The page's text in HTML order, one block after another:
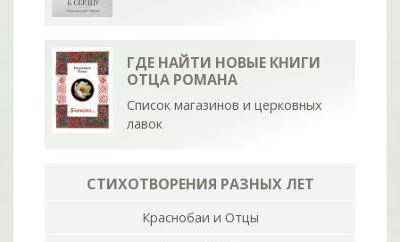
ГДЕ НАЙТИ НОВЫЕ КНИГИ
ОТЦА РОМАНА
Список магазинов и церковных
лавок
СТИХОТВОРЕНИЯ РАЗНЫХ ЛЕТ
Краснобаи и Отцы